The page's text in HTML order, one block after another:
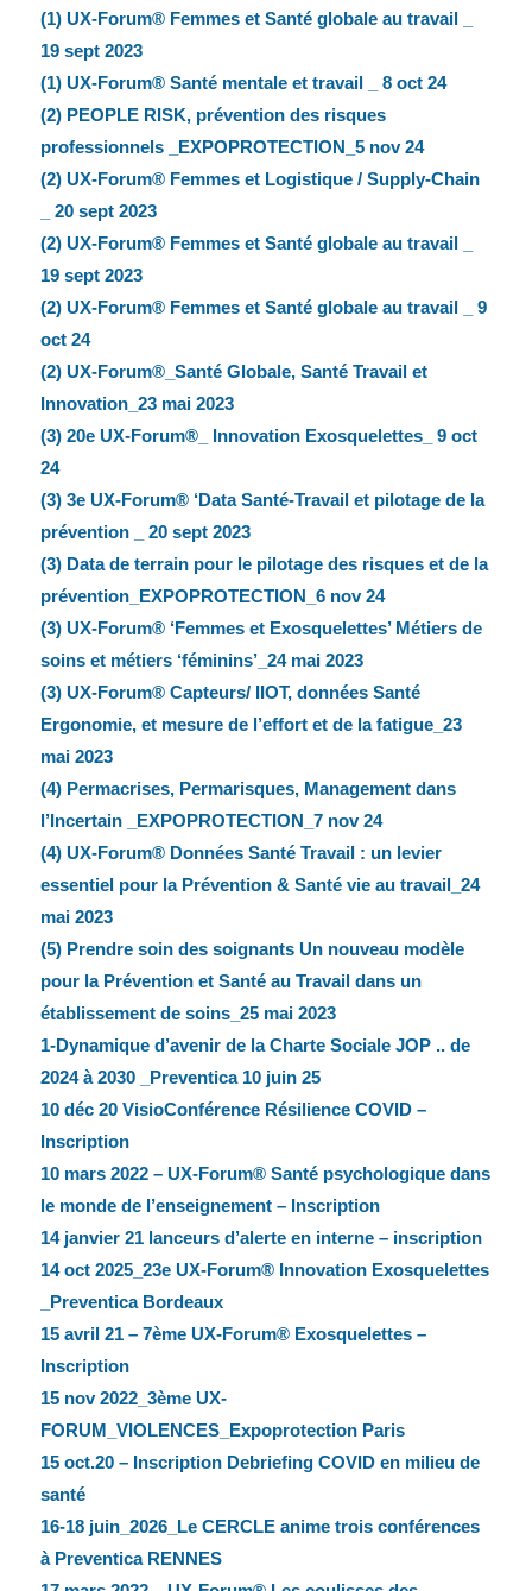
(1) UX-Forum® Femmes et Santé globale au travail _
19 sept 2023
(1) UX-Forum® Santé mentale et travail _ 8 oct 24
(2) PEOPLE RISK, prévention des risques
professionnels _EXPOPROTECTION_5 nov 24
(2) UX-Forum® Femmes et Logistique / Supply-Chain
_ 20 sept 2023
(2) UX-Forum® Femmes et Santé globale au travail _
19 sept 2023
(2) UX-Forum® Femmes et Santé globale au travail _ 9
oct 24
(2) UX-Forum®_Santé Globale, Santé Travail et
Innovation_23 mai 2023
(3) 20e UX-Forum®_ Innovation Exosquelettes_ 9 oct
24
(3) 3e UX-Forum® ‘Data Santé-Travail et pilotage de la
prévention _ 20 sept 2023
(3) Data de terrain pour le pilotage des risques et de la
prévention_EXPOPROTECTION_6 nov 24
(3) UX-Forum® ‘Femmes et Exosquelettes’ Métiers de
soins et métiers ‘féminins’_24 mai 2023
(3) UX-Forum® Capteurs/ IIOT, données Santé
Ergonomie, et mesure de l’effort et de la fatigue_23
mai 2023
(4) Permacrises, Permarisques, Management dans
l’Incertain _EXPOPROTECTION_7 nov 24
(4) UX-Forum® Données Santé Travail : un levier
essentiel pour la Prévention & Santé vie au travail_24
mai 2023
(5) Prendre soin des soignants Un nouveau modèle
pour la Prévention et Santé au Travail dans un
établissement de soins_25 mai 2023
1-Dynamique d’avenir de la Charte Sociale JOP .. de
2024 à 2030 _Preventica 10 juin 25
10 déc 20 VisioConférence Résilience COVID –
Inscription
10 mars 2022 – UX-Forum® Santé psychologique dans
le monde de l’enseignement – Inscription
14 janvier 21 lanceurs d’alerte en interne – inscription
14 oct 2025_23e UX-Forum® Innovation Exosquelettes
_Preventica Bordeaux
15 avril 21 – 7ème UX-Forum® Exosquelettes –
Inscription
15 nov 2022_3ème UX-
FORUM_VIOLENCES_Expoprotection Paris
15 oct.20 – Inscription Debriefing COVID en milieu de
santé
16-18 juin_2026_Le CERCLE anime trois conférences
à Preventica RENNES